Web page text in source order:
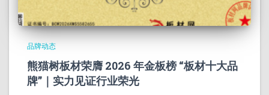
品牌动态
熊猫树板材荣膺 2026 年金板榜 “板材十大品
牌”｜实力见证行业荣光